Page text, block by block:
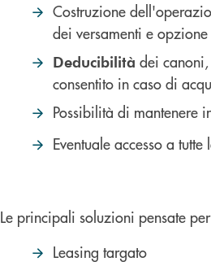
Costruzione
dei versamenti e
Deducibilità dei
consentito in caso di
Possibilità di mantenere
Eventuale accesso a
Le principali soluzioni pensate
Leasing targato